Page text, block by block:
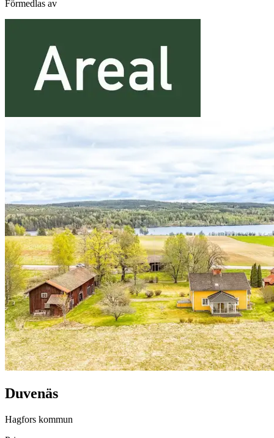
Förmedlas av
Duvenäs
Hagfors kommun